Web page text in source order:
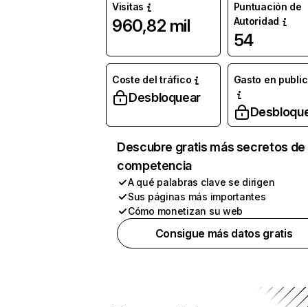
Visitas
960,82 mil
Puntuación de
Autoridad
54
Coste del tráfico
Desbloquear
Gasto en
Descubre gratis más secretos de
competencia
A qué palabras clave se dirigen
Sus páginas más importantes
Cómo monetizan su web
Consigue más datos gratis